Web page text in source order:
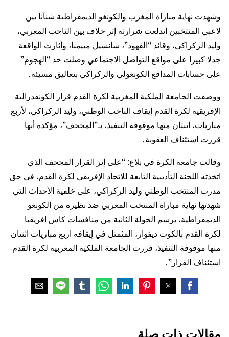
وشهدت نهاية مباراة المغرب والكونغو الديمقراطية شنآنا بين
لاعبي المنتخبين اندلعت شرارته إثر خلاف بين الناخب المغربي،
وليد الركراكي، وقائد “الفهود”، شانسيل مبيمبا، وأثارت الواقعة
جدلا كبيرا على مواقع التواصل الاجتماعي وصلت حد “الهجوم”
على حسابات المدافع الكونغولي والركراكي بتعاليق مسيئة.
ووصفت الجامعة الملكية المغربية لكرة القدم قرار الكونفدرالية
الإفريقية لكرة القدم إيقاف الناخب الوطني، وليد الركراكي، لأربع
مباريات، اثنتان منها موقوفة التنفيذ، بـ”المجحف”، مؤكدة أنها
قررت استئناف العقوبة.
وقالت جامعة الكرة في بلاغ: “على إثر القرار المجحف الذي
اتخذته اللجنة التأديبية التابعة للاتحاد الإفريقي لكرة القدم، في حق
مدرب المنتخب الوطني وليد الركراكي، على خلفية الأحداث التي
شهدتها نهاية مباراة المنتخب المغربي ضد نظيره من الكونغو
الديمقراطية، برسم الجولة الثانية من منافسات كاس افريقيا
لكرة القدم بالكوت ديفوار، المثمتل في إيقافه اربع مباريات اثنتان
منها موقوفة التنفيذ، قررت الجامعة الملكية المغربية لكرة القدم
استئناف القرار”.